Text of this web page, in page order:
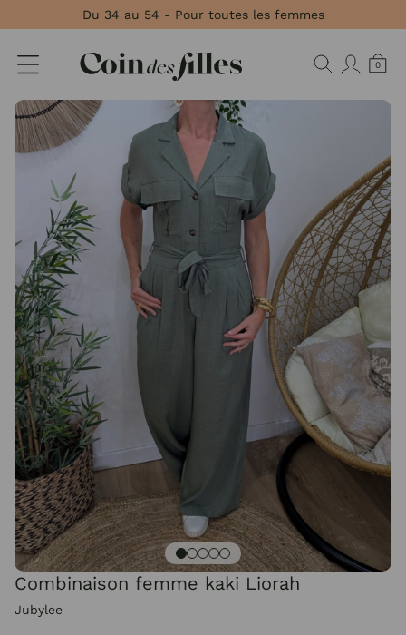
Du 34 au 54 - Pour toutes les femmes
0
Combinaison femme kaki Liorah
Jubylee
Panneau de gestion des cookies